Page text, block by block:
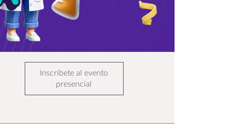
Inscríbete al evento
presencial